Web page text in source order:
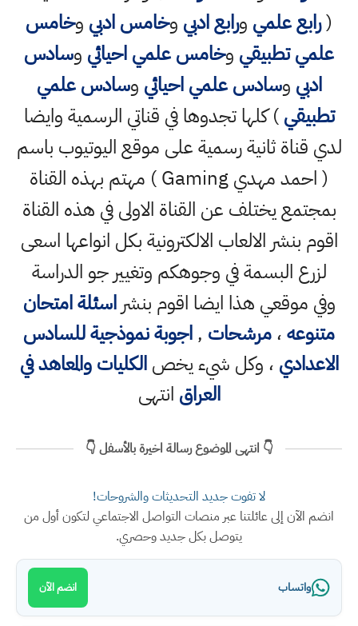
(رابع علمي ورابع ادبي وخامس ادبي وخامس
علمي تطبيقي وخامس علمي احيائي وسادس
ادبي وسادس علمي احيائي وسادس علمي
تطبيقي) كلها تجدوها في قناتي الرسمية وايضا
لدي قناة ثانية رسمية على موقع اليوتيوب باسم
( احمد مهدي Gaming ) مهتم بهذه القناة
بمجتمع يختلف عن القناة الاولى في هذه القناة
اقوم بنشر الالعاب الالكترونية بكل انواعها اسعى
لزرع البسمة في وجوهكم وتغيير جو الدراسة
وفي موقعي هذا ايضا اقوم بنشراسئلة امتحان
متنوعه،مرشحات ,اجوبة نموذجية للسادس
الاعدادي ، وكل شيء يخصالكليات والمعاهد في
العراق انتهى
👇 انتهى الموضوع رسالة اخيرة بالأسفل 👇
لا تفوت جديد التحديثات والشروحات!
انضم الآن إلى عائلتنا عبر منصات التواصل الاجتماعي لتكون أول من
يتوصل بكل جديد وحصري.
واتساب انضم الآن